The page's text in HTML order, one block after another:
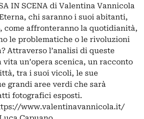
IN SCENA di Valentina Vannicola
chi saranno i suoi abitanti,
come affronteranno la quotidianità,
le problematiche o le rivoluzioni
Attraverso l’analisi di queste
vita un’opera scenica, un racconto
tra i suoi vicoli, le sue
grandi aree verdi che sarà
fotografici esposti.
www.valentinavannicola.it/